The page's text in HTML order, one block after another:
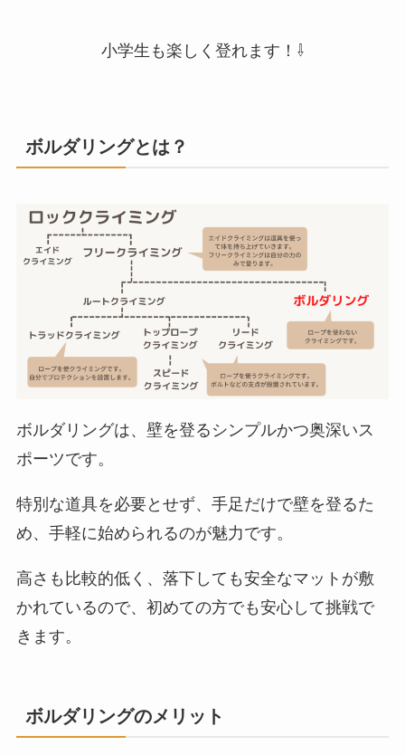
小学
生
中高
生
大学生・女
性
一般男
性
￥6,00
小学生も楽しく登れます！⇩
ボルダリングとは？
ボルダリングは、壁を登るシンプルかつ奥深いス
ポーツです。
特別な道具を必要とせず、手足だけで壁を登るた
め、手軽に始められるのが魅力です。
高さも比較的低く、落下しても安全なマットが敷
かれているので、初めての方でも安心して挑戦で
きます。
ボルダリングのメリット